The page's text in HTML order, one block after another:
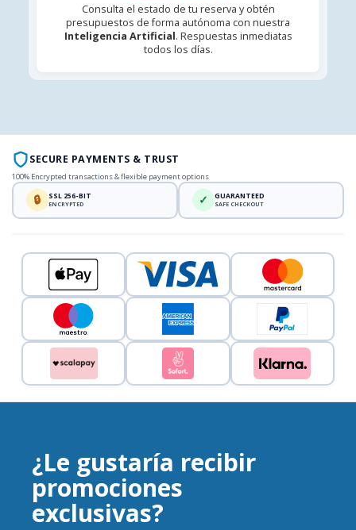
Consulta el estado de tu reserva y obtén
presupuestos de forma autónoma con nuestra
Inteligencia Artificial. Respuestas inmediatas
todos los días.
SECURE PAYMENTS & TRUST
100% Encrypted transactions & flexible payment options
🔒 SSL 256-BIT
ENCRYPTED ✓ GUARANTEED
SAFE CHECKOUT
¿Le gustaría recibir
promociones
exclusivas?